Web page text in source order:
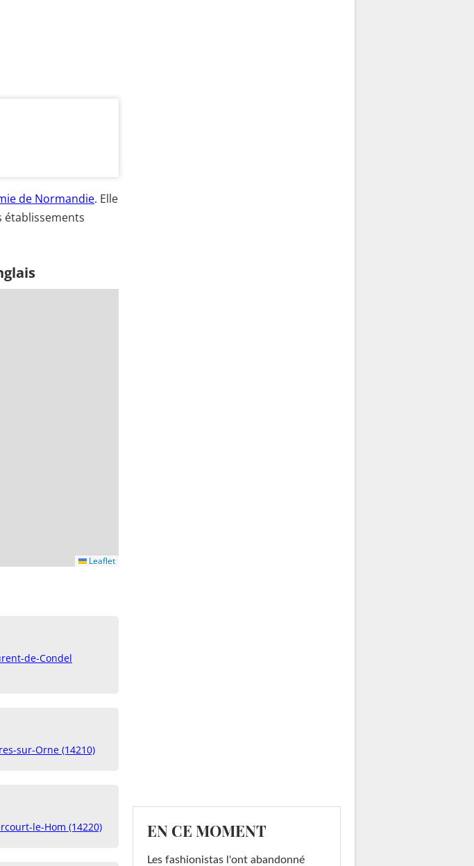
de Normandie. Elle
établissements
Leaflet
de-Condel
sur-Orne (14210)
le-Hom (14220) EN CE MOMENT
Les fashionistas l'ont abandonné